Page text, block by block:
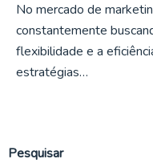
No mercado de
constantemente
flexibilidade e a
estratégias…
Pesquisar